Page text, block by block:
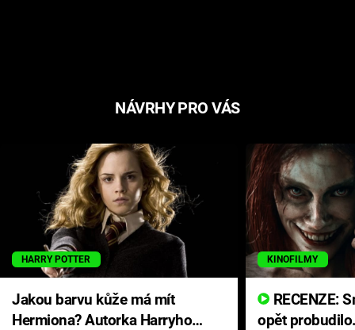
NÁVRHY PRO VÁS
HARRY POTTER
Jakou barvu kůže má mít
Hermiona? Autorka Harryho
KINOFILMY
opět